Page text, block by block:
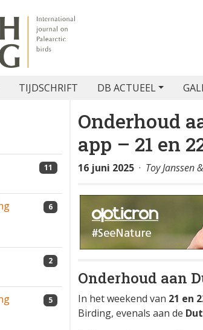
TIJDSCHRIFT DB ACTUEEL
11
6
2
5
Onderhoud
app – 21 en
16 juni 2025 · Toy Janssen
Onderhoud aan
In het weekend van 21 en
Birding, evenals aan de